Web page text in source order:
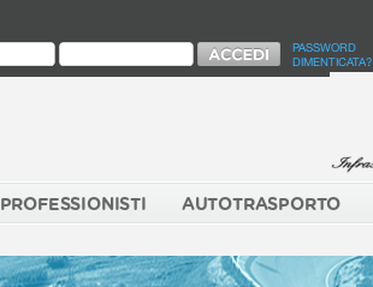
PASSWORD
DIMENTICATA?
PROFESSIONISTI AUTOTRASPORTO